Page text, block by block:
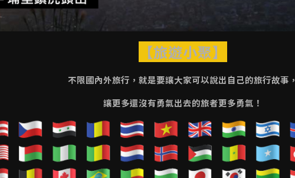
【旅遊小聚】
不限國內外旅行，就是要讓大家可以說出自己的旅行故事，
讓更多還沒有勇氣出去的旅者更多勇氣！